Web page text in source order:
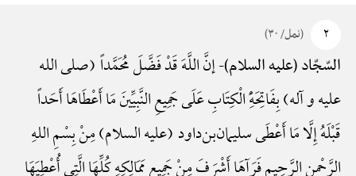
۲ (نمل/ ۳۰)
السّجّاد (علیه السلام)-إنَّ اللَّهَ قَدْ فَضَّلَ مُحَمَّداً (صلی الله
علیه و آله) بِفَاتِحَهًِْ الْکِتَابِ عَلَی جَمِیعِ النَّبِیِّینَ مَا أَعْطَاهَا أَحَداً
قَبْلَهُ إِلَّا مَا أَعْطَی سلیمان‌بن‌داود (علیه السلام) مِنْ بِسْمِ اللهِ